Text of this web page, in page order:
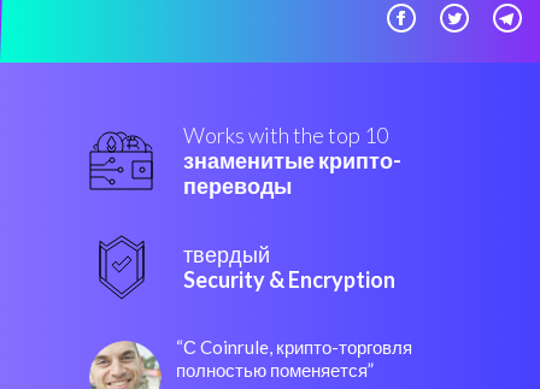
Works with the top 10
знаменитые крипто-
переводы
твердый
Security & Encryption
“С Coinrule, крипто-торговля
полностью поменяется”